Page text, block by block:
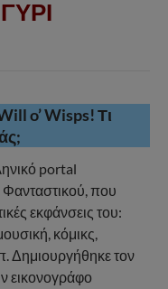
o’ Wisps! Τι
portal
Φανταστικού, που
εκφάνσεις του:
κόμικς,
Δημιουργήθηκε τον
εικονογράφο